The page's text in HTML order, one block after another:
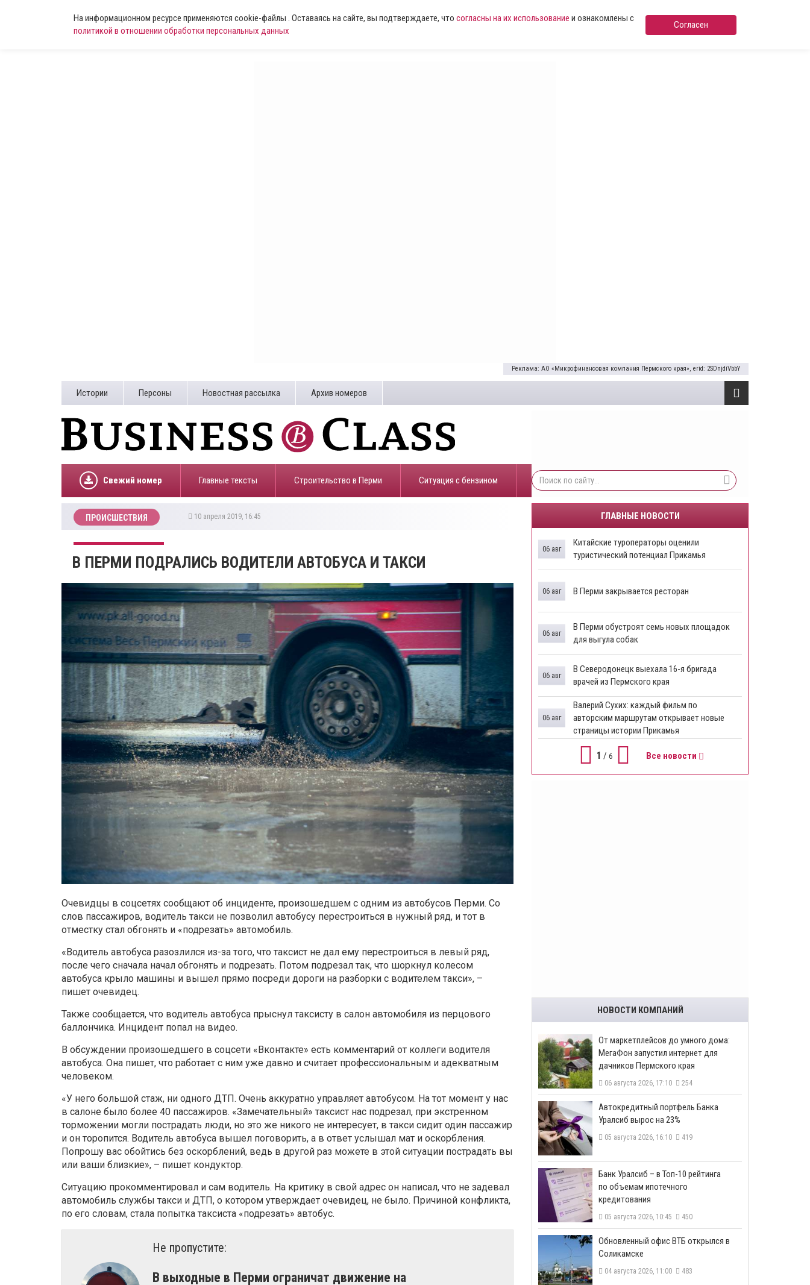
На информационном ресурсе применяются cookie-файлы . Оставаясь на сайте, вы подтверждаете, что согласны на их использование и ознакомлены с
политикой в отношении обработки персональных данных
Согласен
Реклама: АО «Микрофинансовая компания Пермского края», erid: 2SDnjdiVbbY
Истории Персоны Новостная рассылка Архив номеров
Свежий номер Главные тексты Строительство в Перми ​Ситуация с бензином
ПРОИСШЕСТВИЯ 10 апреля 2019, 16:45
В ПЕРМИ ПОДРАЛИСЬ ВОДИТЕЛИ АВТОБУСА И ТАКСИ
Очевидцы в соцсетях сообщают об инциденте, произошедшем с одним из автобусов Перми. Со
слов пассажиров, водитель такси не позволил автобусу перестроиться в нужный ряд, и тот в
отместку стал обгонять и «подрезать» автомобиль.
«Водитель автобуса разозлился из-за того, что таксист не дал ему перестроиться в левый ряд,
после чего сначала начал обгонять и подрезать. Потом подрезал так, что шоркнул колесом
автобуса крыло машины и вышел прямо посреди дороги на разборки с водителем такси», –
пишет очевидец.
Также сообщается, что водитель автобуса прыснул таксисту в салон автомобиля из перцового
баллончика. Инцидент попал на видео.
В обсуждении произошедшего в соцсети «Вконтакте» есть комментарий от коллеги водителя
автобуса. Она пишет, что работает с ним уже давно и считает профессиональным и адекватным
человеком.
«У него большой стаж, ни одного ДТП. Очень аккуратно управляет автобусом. На тот момент у нас
в салоне было более 40 пассажиров. «Замечательный» таксист нас подрезал, при экстренном
торможении могли пострадать люди, но это же никого не интересует, в такси сидит один пассажир
и он торопится. Водитель автобуса вышел поговорить, а в ответ услышал мат и оскорбления.
Попрошу вас обойтись без оскорблений, ведь в другой раз можете в этой ситуации пострадать вы
или ваши близкие», – пишет кондуктор.
Ситуацию прокомментировал и сам водитель. На критику в свой адрес он написал, что не задевал
автомобиль службы такси и ДТП, о котором утверждает очевидец, не было. Причиной конфликта,
по его словам, стала попытка таксиста «подрезать» автобус.
Не пропустите:
​В выходные в Перми ограничат движение на
ГЛАВНЫЕ НОВОСТИ
Китайские туроператоры оценили
туристический потенциал Прикамья
06 авг
В Перми закрывается ресторан
06 авг
​В Перми обустроят семь новых площадок
для выгула собак
06 авг
В Северодонецк выехала 16-я бригада
врачей из Пермского края
06 авг
​Валерий Сухих: каждый фильм по
авторским маршрутам открывает новые
страницы истории Прикамья
06 авг
1 / 6 Все новости
НОВОСТИ КОМПАНИЙ
От маркетплейсов до умного дома:
МегаФон запустил интернет для
дачников Пермского края
06 августа 2026, 17:10 254
​Автокредитный портфель Банка
Уралсиб вырос на 23%
05 августа 2026, 16:10 419
​Банк Уралсиб – в Топ-10 рейтинга
по объемам ипотечного
кредитования
05 августа 2026, 10:45 450
​Обновленный офис ВТБ открылся в
Соликамске
04 августа 2026, 11:00 483